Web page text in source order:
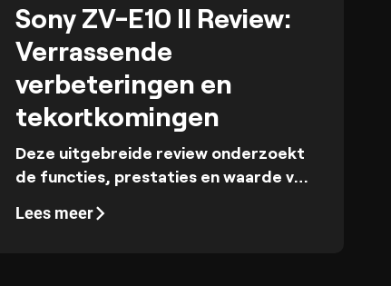
Sony ZV-E10 II Review:
Verrassende
verbeteringen en
tekortkomingen
Deze uitgebreide review onderzoekt
de functies, prestaties en waarde van
contentmakers.
Lees meer